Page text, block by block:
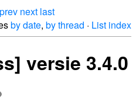
prev next last
by date, by thread · List index
versie 3.4.0